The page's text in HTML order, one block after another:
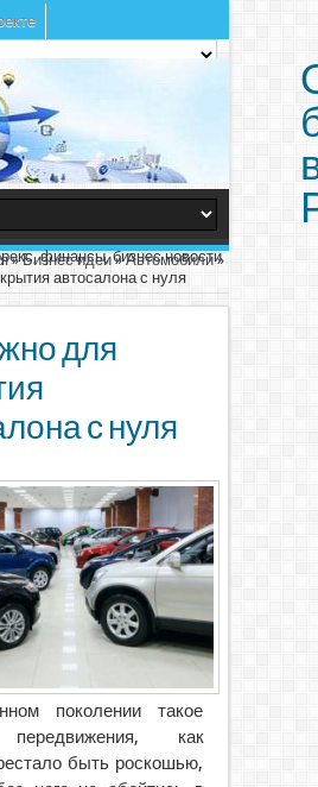
финансы, бизнес новости
»Бизнес идеи»Автомобили»
автосалона с нуля
для
с нуля
поколении такое
передвижения, как
быть роскошью,